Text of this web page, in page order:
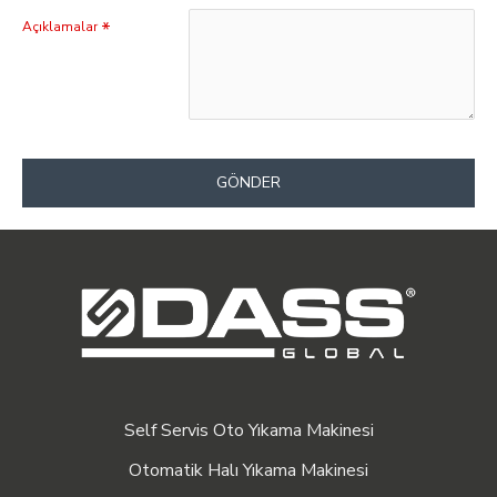
Açıklamalar
GÖNDER
Self Servis Oto Yıkama Makinesi
Otomatik Halı Yıkama Makinesi